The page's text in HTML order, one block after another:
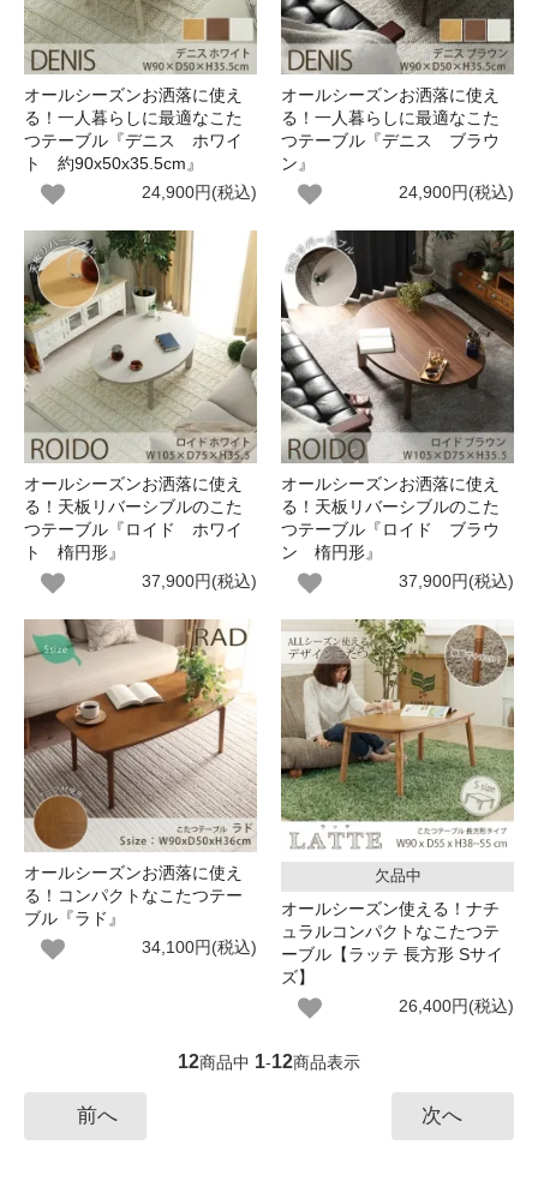
オールシーズンお洒落に使え
る！一人暮らしに最適なこた
つテーブル『デニス ホワイ
ト 約90x50x35.5cm』
24,900円(税込)
オールシーズンお洒落に使え
る！一人暮らしに最適なこた
つテーブル『デニス ブラウ
ン』
24,900円(税込)
オールシーズンお洒落に使え
る！天板リバーシブルのこた
つテーブル『ロイド ホワイ
ト 楕円形』
37,900円(税込)
オールシーズンお洒落に使え
る！天板リバーシブルのこた
つテーブル『ロイド ブラウ
ン 楕円形』
37,900円(税込)
オールシーズンお洒落に使え
る！コンパクトなこたつテー
ブル『ラド』
34,100円(税込)
欠品中
オールシーズン使える！ナチ
ュラルコンパクトなこたつテ
ーブル【ラッテ 長方形 Sサイ
ズ】
26,400円(税込)
12商品中 1-12商品表示
前へ 次へ